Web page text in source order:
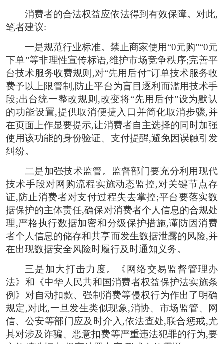
消费者的合法权益应依法得到有效保障。对此,
笔者建议:
一是规范行业标准。禁止商家使用“0元购”“0元
下单”等非理性宣传标语,维护市场竞争秩序;完善平
台技术服务收费规则,对“先用后付”订单技术服务收
费予以上限管制,防止平台为盲目逐利而滥用技术手
段;出台统一整改规则,改变将“先用后付”设为默认
的功能设置,提供取消便捷入口并简化取消步骤,并
在页面上作显要提示,让消费者自主选择的同时加强
使用该功能的身份验证、支付提醒,避免因误触引发
纠纷。
二是加强技术监管。监督部门要充分利用现代
技术手段对网购流程实施动态监控,对关键节点存
证,防止消费者对支付过程失去掌控;平台要落实数
据保护的主体责任,确保对消费者个人信息的合规处
理,严格执行数据加密和分级保护措施,谨防因消费
者个人信息的储存和共享而发生数据泄露的风险,并
在出现数据安全风险时履行及时通知义务。
三是加大打击力度。《网络交易监督管理办
法》和《中华人民共和国消费者权益保护法实施条
例》对自动扣款、强制消费等侵权行为作出了明确
规定,对此,一旦发生类似现象,消协、市场监管、网
信、公安等部门应及时介入,依法查处,联合惩戒,尤
其对涉及诈骗、恶意扣费等严重违法犯罪的行为,要